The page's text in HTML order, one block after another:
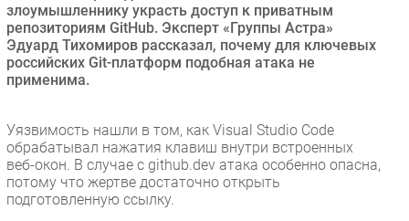
Безопасность
Инновации
CIO/Управление ИТ
Здоровье
РАЗДЕЛЫ
злоумышленнику украсть доступ к приватным
репозиториям GitHub. Эксперт «Группы Астра»
Эдуард Тихомиров рассказал, почему для ключевых
российских Git-платформ подобная атака не
применима.
Уязвимость нашли в том, как Visual Studio Code
обрабатывал нажатия клавиш внутри встроенных
веб-окон. В случае с github.dev атака особенно опасна,
потому что жертве достаточно открыть
подготовленную ссылку.